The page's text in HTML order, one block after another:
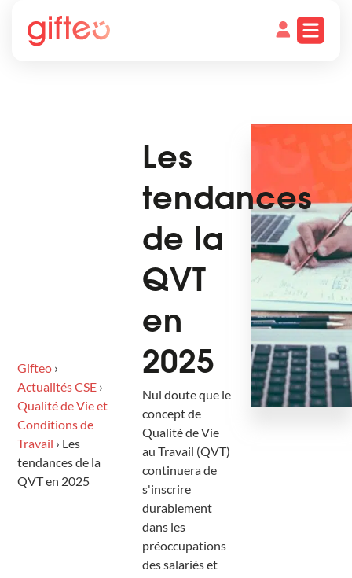
Gifteo ›
Actualités CSE ›
Qualité de Vie et
Conditions de
Travail › Les
tendances de la
QVT en 2025
Les
tendances
de la
QVT
en
2025
Nul doute que le
concept de
Qualité de Vie
au Travail (QVT)
continuera de
s'inscrire
durablement
dans les
préoccupations
des salariés et